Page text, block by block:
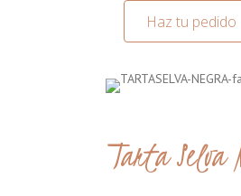
Haz tu pedido
Tarta Selva